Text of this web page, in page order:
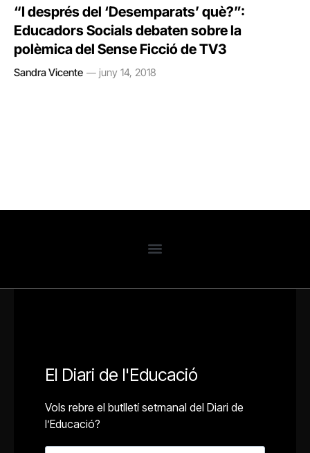
“I després del ‘Desemparats’ què?”:
Educadors Socials debaten sobre la
polèmica del Sense Ficció de TV3
Sandra Vicente juny 14, 2018